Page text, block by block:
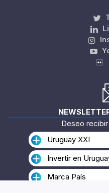
Deseo
Uruguay XXI
Invertir en
Marca País